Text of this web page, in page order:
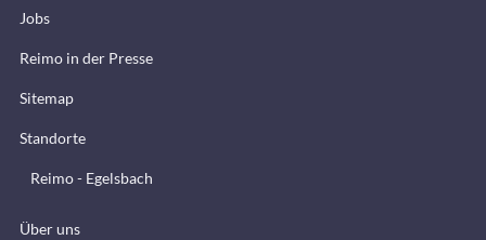
Jobs
Reimo in der Presse
Sitemap
Standorte
Reimo - Egelsbach
Über uns